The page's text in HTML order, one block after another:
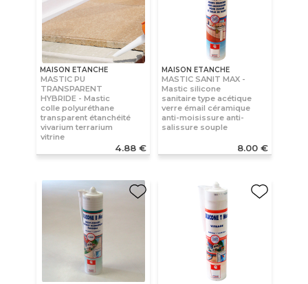
MAISON ETANCHE
MASTIC PU
TRANSPARENT
HYBRIDE - Mastic
colle polyuréthane
transparent étanchéité
vivarium terrarium
vitrine
4.88 €
MAISON ETANCHE
MASTIC SANIT MAX -
Mastic silicone
sanitaire type acétique
verre émail céramique
anti-moisissure anti-
salissure souple
8.00 €